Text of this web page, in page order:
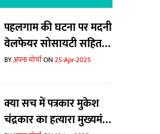
पहलगाम की घटना पर मदनी
वेलफेयर सोसायटी सहित
कई मुस्लिम संगठनों ने
फांसी देने की मांग
BYअपना मोर्चाON25-Apr-2025
क्या सच में पत्रकार मुकेश
चंद्रकार का हत्यारा मुख्यमंत्री